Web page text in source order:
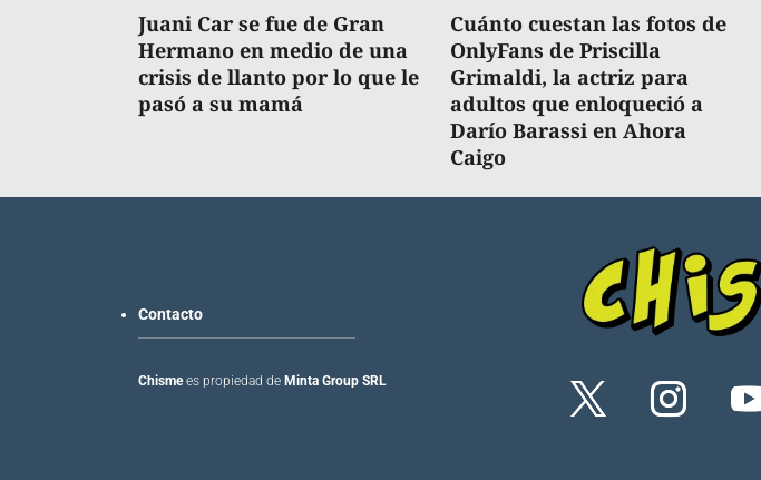
Juani Car se fue de Gran
Hermano en medio de una
crisis de llanto por lo que le
pasó a su mamá
Cuánto cuestan las fotos de
OnlyFans de Priscilla
Grimaldi, la actriz para
adultos que enloqueció a
Darío Barassi en Ahora
Caigo
Contacto
Chismees propiedad de Minta Group SRL